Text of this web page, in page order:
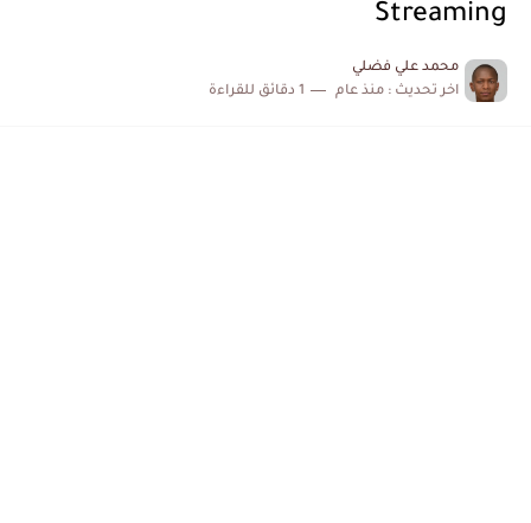
Streaming
محمد علي فضلي
اخر تحديث : منذ عام 1 دقائق للقراءة